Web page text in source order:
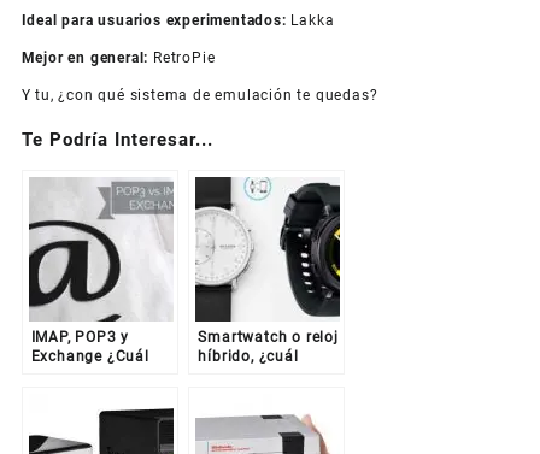
Ideal para usuarios experimentados: Lakka
Mejor en general: RetroPie
Y tu, ¿con qué sistema de emulación te quedas?
Te Podría Interesar...
IMAP, POP3 y
Exchange ¿Cuál
Smartwatch o reloj
híbrido, ¿cuál